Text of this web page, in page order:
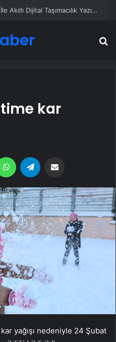
UETDS Nedir ? Uetds.com İle Akıllı Dijital Taşımacılık Yazılımı
kar
WhatsApp
yağışı nedeniyle 24 Şubat